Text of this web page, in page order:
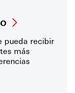
pueda recibir
más